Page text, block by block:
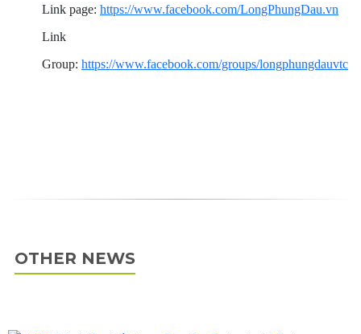
Link page: https://www.facebook.com/LongPhungDau.vn
Link
Group: https://www.facebook.com/groups/longphungdauvtc
OTHER NEWS